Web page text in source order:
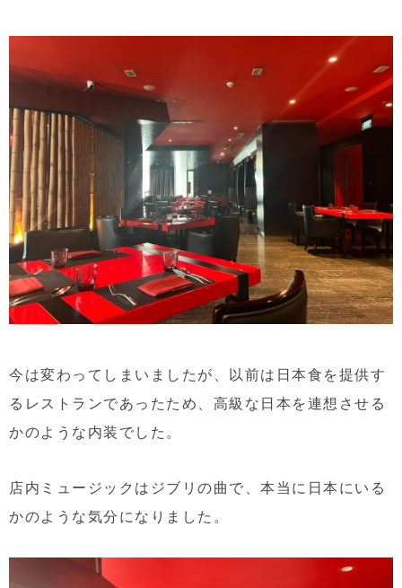
今は変わってしまいましたが、以前は日本食を提供す
るレストランであったため、高級な日本を連想させる
かのような内装でした。
店内ミュージックはジブリの曲で、本当に日本にいる
かのような気分になりました。